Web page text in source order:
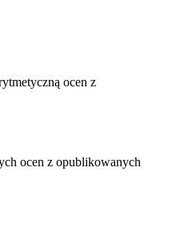
ocen z
ocen z opublikowanych